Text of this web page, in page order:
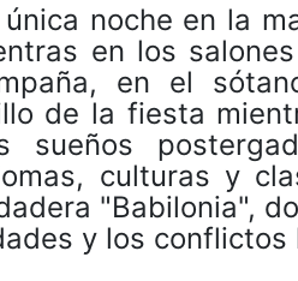
noche en la
en los
en el
de la fiesta
culturas y
"Babilonia",
y los conflictos